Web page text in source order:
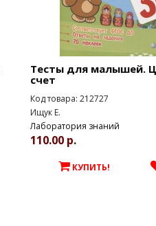
Тесты для малышей.
счет
Код товара: 212727
Ищук Е.
Лаборатория знаний
110.00 р.
КУПИТЬ!